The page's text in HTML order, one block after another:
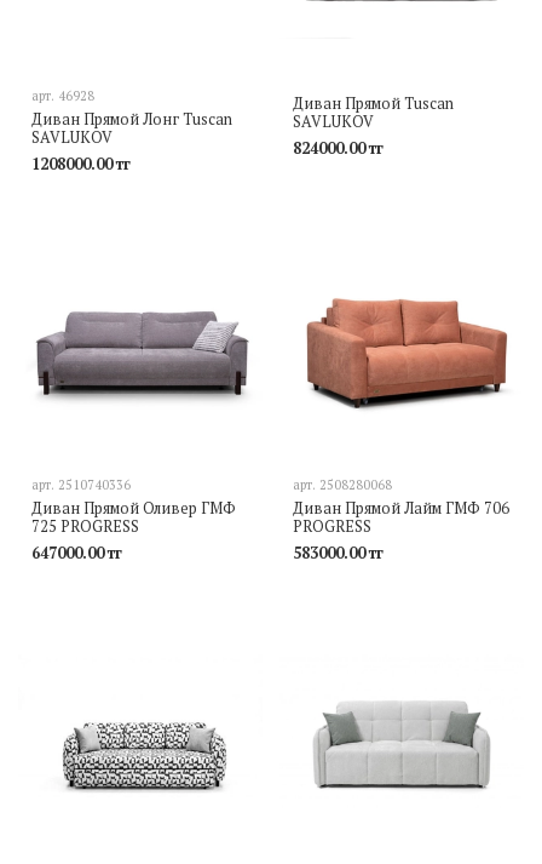
арт. 46928
Диван Прямой Лонг Tuscan
SAVLUKOV
1208000.00 тг
Диван Прямой Tuscan
SAVLUKOV
824000.00 тг
арт. 2510740336
Диван Прямой Оливер ГМФ
725 PROGRESS
647000.00 тг
арт. 2508280068
Диван Прямой Лайм ГМФ 706
PROGRESS
583000.00 тг